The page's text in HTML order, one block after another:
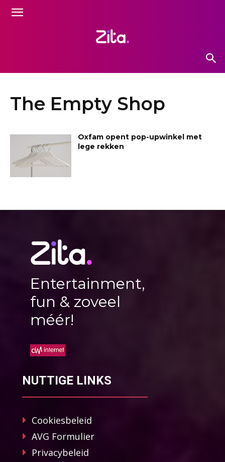
The Empty Shop
Oxfam opent pop-upwinkel met
lege rekken
Entertainment,
fun & zoveel
méér!
NUTTIGE LINKS
Cookiesbeleid
AVG Formulier
Privacybeleid